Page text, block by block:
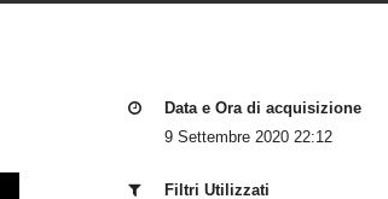
Data e Ora di acquisizione
9 Settembre 2020 22:12
Filtri Utilizzati